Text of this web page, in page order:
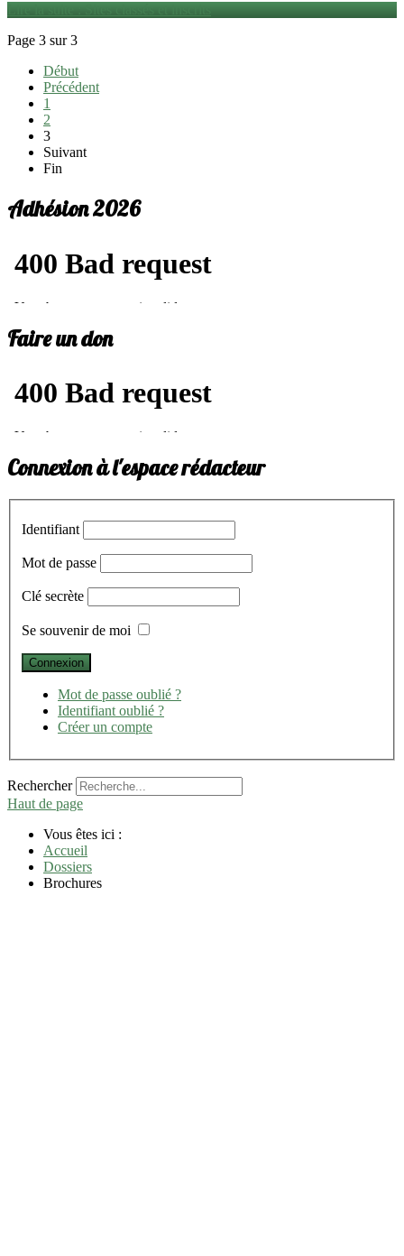
Lire la suite : Sites classés et inscrits
Page 3 sur 3
Début
Précédent
1
2
3
Suivant
Fin
Adhésion 2026
Faire un don
Connexion à l'espace rédacteur
Identifiant
Mot de passe
Clé secrète
Se souvenir de moi
Mot de passe oublié ?
Identifiant oublié ?
Créer un compte
Rechercher
Haut de page
Vous êtes ici :
Accueil
Dossiers
Brochures